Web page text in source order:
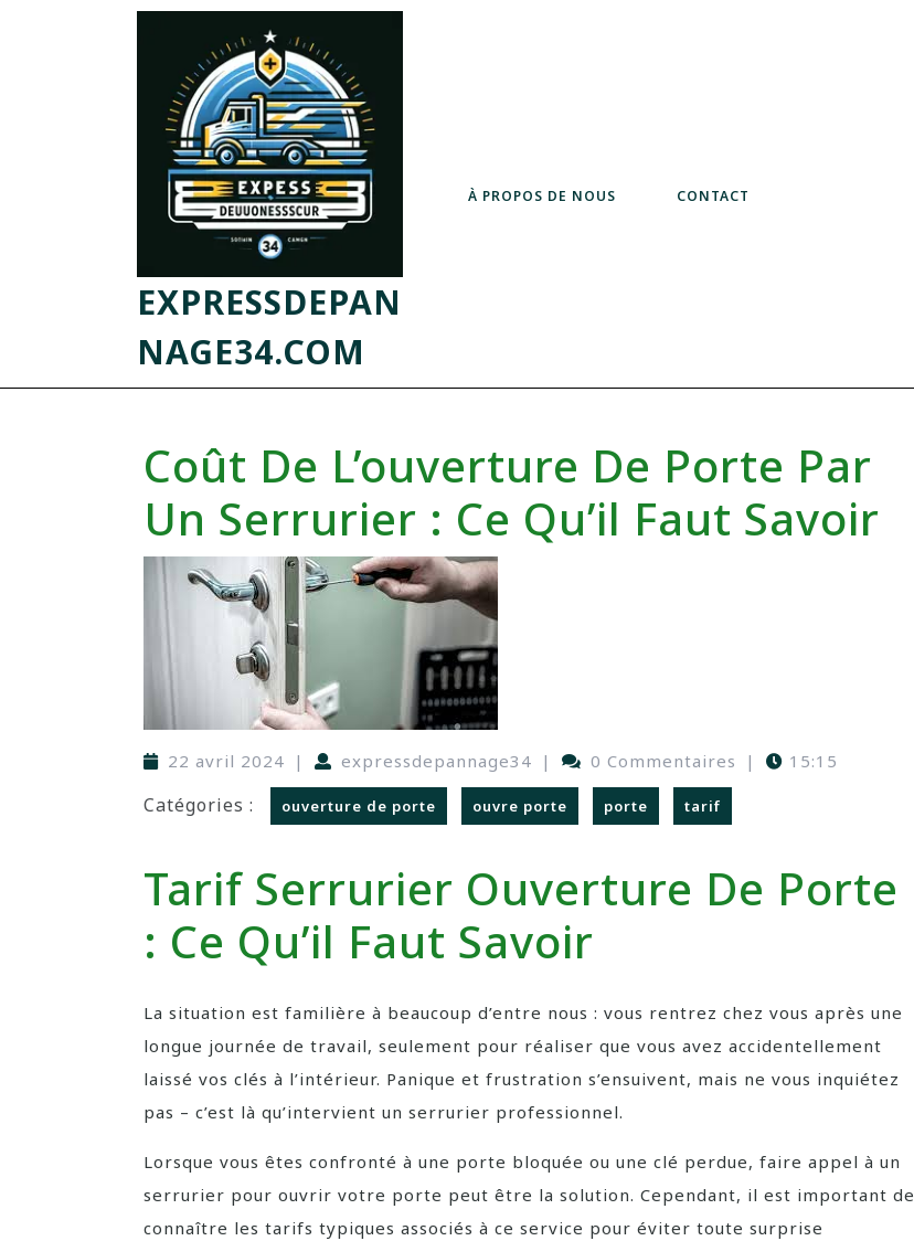
EXPRESSDEPAN
NAGE34.COM
À PROPOS DE NOUS CONTACT
Coût De L’ouverture De Porte Par
Un Serrurier : Ce Qu’il Faut Savoir
22 avril 2024 | expressdepannage34 | 0 Commentaires | 15:15
Catégories : ouverture de porte ouvre porte porte tarif
Tarif Serrurier Ouverture De Porte
: Ce Qu’il Faut Savoir
La situation est familière à beaucoup d’entre nous : vous rentrez chez vous après une
longue journée de travail, seulement pour réaliser que vous avez accidentellement
laissé vos clés à l’intérieur. Panique et frustration s’ensuivent, mais ne vous inquiétez
pas – c’est là qu’intervient un serrurier professionnel.
Lorsque vous êtes confronté à une porte bloquée ou une clé perdue, faire appel à un
serrurier pour ouvrir votre porte peut être la solution. Cependant, il est important de
connaître les tarifs typiques associés à ce service pour éviter toute surprise